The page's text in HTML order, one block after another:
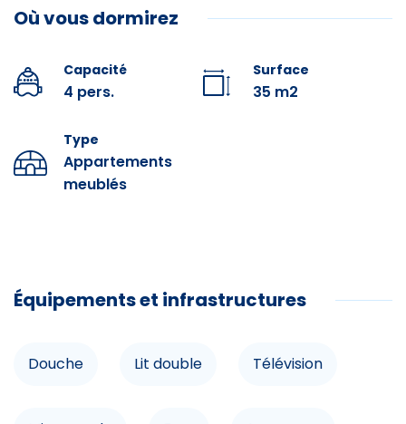
Parkings gratuits au pied de la résidence. Facilement
rampe d’accès depuis les extérieurs et l'ascenseur.
Le logement est loué sans le linge de lit et les
le louer.
Prestations optionnelles à réserver avant votre arrivée :
Serviettes : 9 € par personne.
Où vous dormirez
Capacité
4 pers.
Surface
35 m2
Type
Appartements
meublés
Équipements et infrastructures
Douche Lit double Télévision
Équipements
Douche